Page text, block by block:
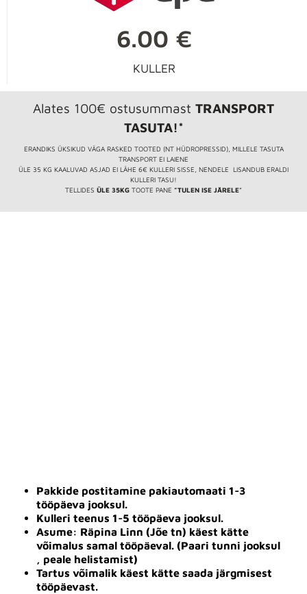
6.00 €
KULLER
Alates 100€ ostusummast TRANSPORT
TASUTA!*
ERANDIKS ÜKSIKUD VÄGA RASKED TOOTED (NT HÜDROPRESSID), MILLELE TASUTA
TRANSPORT EI LAIENE
ÜLE 35 KG KAALUVAD ASJAD EI LÄHE 6€ KULLERI SISSE, NENDELE LISANDUB ERALDI
KULLERI TASU!
TELLIDES ÜLE 35KG TOOTE PANE ”TULEN ISE JÄRELE”
Pakkide postitamine pakiautomaati 1-3
tööpäeva jooksul.
Kulleri teenus 1-5 tööpäeva jooksul.
Asume: Räpina Linn (Jõe tn) käest kätte
võimalus samal tööpäeval. (Paari tunni jooksul
, peale helistamist)
Tartus võimalik käest kätte saada järgmisest
tööpäevast.